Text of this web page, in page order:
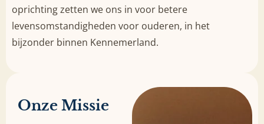
oprichting zetten we ons in voor betere
levensomstandigheden voor ouderen, in het
bijzonder binnen Kennemerland.
Onze Missie